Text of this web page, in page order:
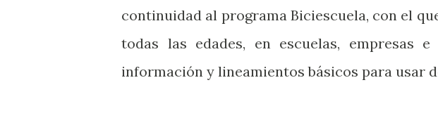
continuidad al programa Biciescuela, con el
todas las edades, en escuelas, empresas
información y lineamientos básicos para usar